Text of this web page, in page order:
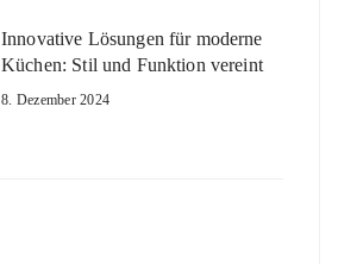
Innovative Lösungen für moderne
Küchen: Stil und Funktion vereint
8. Dezember 2024